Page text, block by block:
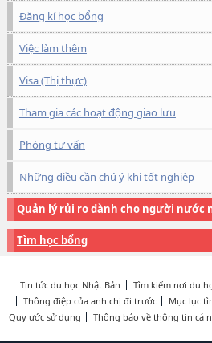
Đăng kí học bổng
Việc làm thêm
Visa (Thị thực)
Tham gia các hoạt động giao lưu
Phòng tư vấn
Những điều cần chú ý khi tốt nghiệp
Quản lý rủi ro dành cho người nước
Tìm học bổng
Tin tức du học Nhật Bản Tìm kiếm nơi du
Thông điệp của anh chị đi trước
Mục lục
Quy ước sử dụng
Thông báo về thông tin cá